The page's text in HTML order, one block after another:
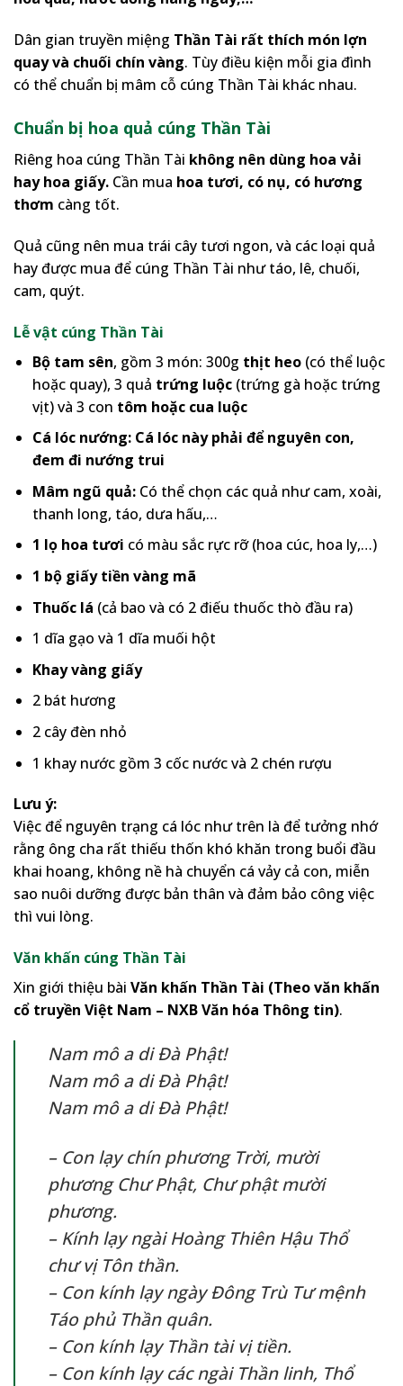
Dân gian truyền miệng Thần Tài rất thích món lợn
quay và chuối chín vàng. Tùy điều kiện mỗi gia đình
có thể chuẩn bị mâm cỗ cúng Thần Tài khác nhau.
Chuẩn bị hoa quả cúng Thần Tài
Riêng hoa cúng Thần Tài không nên dùng hoa vải
hay hoa giấy. Cần mua hoa tươi, có nụ, có hương
thơm càng tốt.
Quả cũng nên mua trái cây tươi ngon, và các loại quả
hay được mua để cúng Thần Tài như táo, lê, chuối,
cam, quýt.
Lễ vật cúng Thần Tài
Bộ tam sên, gồm 3 món: 300g thịt heo(có thể luộc
hoặc quay), 3 quả trứng luộc(trứng gà hoặc trứng
vịt) và 3 con tôm hoặc cua luộc
Cá lóc nướng: Cá lóc này phải để nguyên con,
đem đi nướng trui
Mâm ngũ quả:Có thể chọn các quả như cam, xoài,
thanh long, táo, dưa hấu,…
1 lọ hoa tươi có màu sắc rực rỡ (hoa cúc, hoa ly,…)
1 bộ giấy tiền vàng mã
Thuốc lá (cả bao và có 2 điếu thuốc thò đầu ra)
1 dĩa gạo và 1 dĩa muối hột
Khay vàng giấy
2 bát hương
2 cây đèn nhỏ
1 khay nước gồm 3 cốc nước và 2 chén rượu
Lưu ý:
Việc để nguyên trạng cá lóc như trên là để tưởng nhớ
rằng ông cha rất thiếu thốn khó khăn trong buổi đầu
khai hoang, không nề hà chuyển cá vảy cả con, miễn
sao nuôi dưỡng được bản thân và đảm bảo công việc
thì vui lòng.
Văn khấn cúng Thần Tài
Xin giới thiệu bài Văn khấn Thần Tài (Theo văn khấn
cổ truyền Việt Nam – NXB Văn hóa Thông tin).
Nam mô a di Đà Phật!
Nam mô a di Đà Phật!
Nam mô a di Đà Phật!
– Con lạy chín phương Trời, mười
phương Chư Phật, Chư phật mười
phương.
– Kính lạy ngài Hoàng Thiên Hậu Thổ
chư vị Tôn thần.
– Con kính lạy ngày Đông Trù Tư mệnh
Táo phủ Thần quân.
– Con kính lạy Thần tài vị tiền.
– Con kính lạy các ngài Thần linh, Thổ